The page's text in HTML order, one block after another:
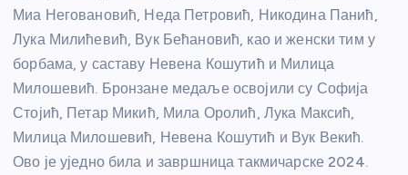
Миа Неговановић, Неда Петровић, Никодина Панић,
Лука Милићевић, Вук Бећановић, као и женски тим у
борбама, у саставу Невена Кошутић и Милица
Милошевић. Бронзане медаље освојили су Софија
Стојић, Петар Микић, Мила Оролић, Лука Максић,
Милица Милошевић, Невена Кошутић и Вук Векић.
Ово је уједно била и завршница такмичарске 2024.